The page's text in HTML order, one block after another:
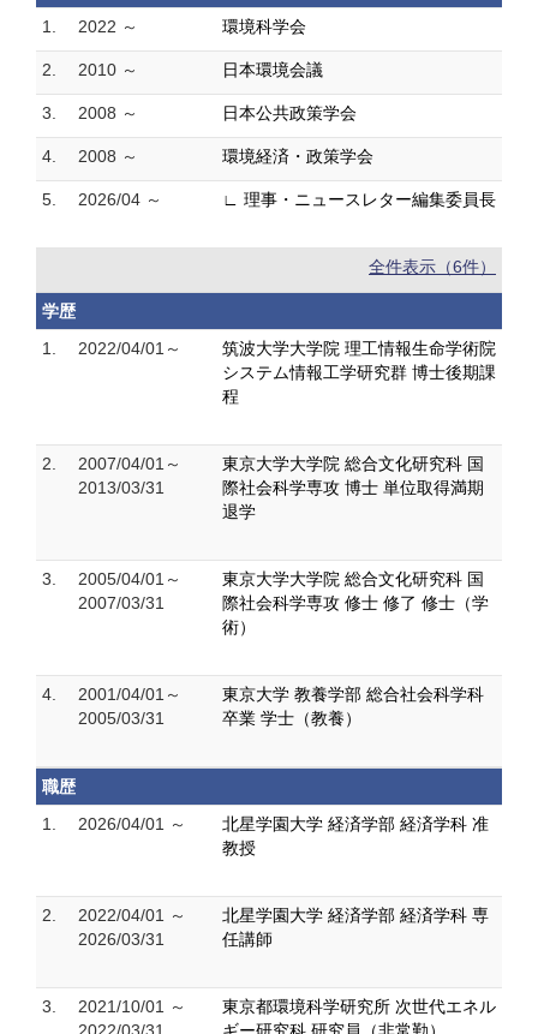
1.
2022 ～ 環境科学会
2. 2010 ～ 日本環境会議
3. 2008 ～ 日本公共政策学会
4. 2008 ～ 環境経済・政策学会
5. 2026/04 ～ ∟ 理事・ニュースレター編集委員長
全件表示（6件）
学歴
1.
2022/04/01～
筑波大学大学院 理工情報生命学術院
システム情報工学研究群 博士後期課
程
2.
2007/04/01～
2013/03/31
東京大学大学院 総合文化研究科 国
際社会科学専攻 博士 単位取得満期
退学
3.
2005/04/01～
2007/03/31
東京大学大学院 総合文化研究科 国
際社会科学専攻 修士 修了 修士（学
術）
4.
2001/04/01～
2005/03/31
東京大学 教養学部 総合社会科学科
卒業 学士（教養）
職歴
1.
2026/04/01 ～
北星学園大学 経済学部 経済学科 准
教授
2.
2022/04/01 ～
2026/03/31
北星学園大学 経済学部 経済学科 専
任講師
3.
2021/10/01 ～
東京都環境科学研究所 次世代エネル